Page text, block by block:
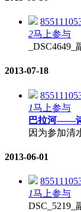
2马上参与
_DSC4649_
2013-07-18
1马上参与
巴拉河——
因为参加清
2013-06-01
1马上参与
DSC_5219_